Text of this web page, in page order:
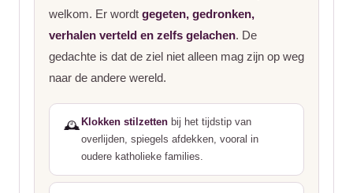
welkom. Er wordt gegeten, gedronken,
verhalen verteld en zelfs gelachen. De
gedachte is dat de ziel niet alleen mag zijn op weg
naar de andere wereld.
🕰️ Klokken stilzetten bij het tijdstip van
overlijden, spiegels afdekken, vooral in
oudere katholieke families.